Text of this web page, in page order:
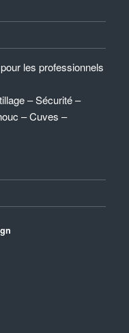
les professionnels
– Sécurité –
– Cuves –